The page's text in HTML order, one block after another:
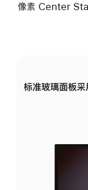
像素 Center
标准玻璃面板采